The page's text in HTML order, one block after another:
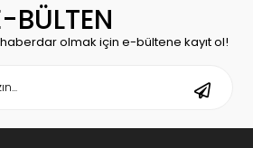
BÜLTEN
olmak için e-bültene kayıt ol!